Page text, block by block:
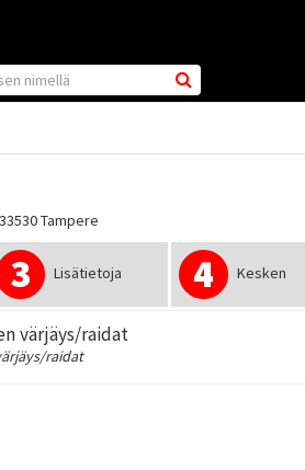
Tampere
3 Lisätietoja 4 Kesken
värjäys/raidat
raidat